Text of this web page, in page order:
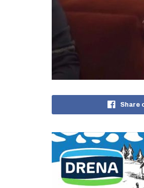
Share